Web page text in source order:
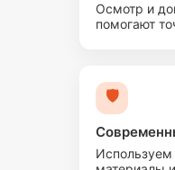
Осмотр и
помогают
🛡️